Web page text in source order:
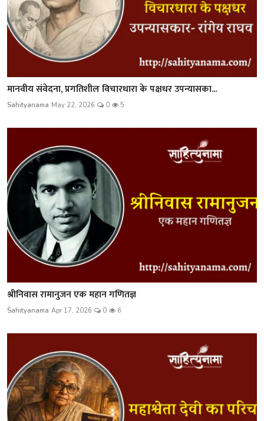
मानवीय संवेदना, प्रगतिशील विचारधारा के पक्षधर उपन्यासका...
Sahityanama May 22, 2026 0 5
श्रीनिवास रामानुजन एक महान गणितज्ञ
Sahityanama Apr 17, 2026 0 6